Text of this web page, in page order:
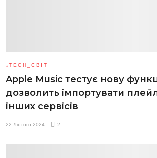
TECH_СВІТ
Apple Music тестує нову
дозволить імпортувати
інших сервісів
22 Лютого 2024 2